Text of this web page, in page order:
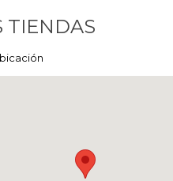
TIENDAS